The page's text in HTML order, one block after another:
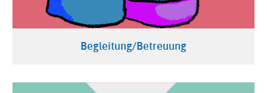
Begleitung/Betreuung